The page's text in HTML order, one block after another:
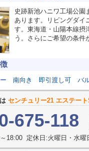
史跡新池ハニワ工場公園
あります。リビングダイ
す。東海道・山陽本線摂
う。さらにご希望の条件
南向き 即引渡し可 バ
センチュリー21 エステー
675-118
18:00 定休日:火曜日・水曜